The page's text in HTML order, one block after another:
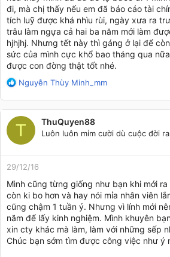
đi, mà chị thấy nếu em đã báo cáo tài
tích luỹ được khá nhìu rùi, ngày xưa ra
trâu làm ngựa cả hai ba năm mới làm
hjhjhj. Nhưng tết này thì gáng ở lại để
sức của mình cực khổ bao tháng qua
được con đờng thật tốt nhé.
R
a
c
t
o
n
s
Nguyễn Thùy Minh_mm
T ThuQuyen88
Luôn luôn mỉm cười dù cuộc đời
29/12/16
Mình cũng từng giống như bạn khi mới
còn ki bo hơn và hay nói mỉa nhân viên
cũng chậm 1 tuần ý. Nhưng vì lính mới
năm để lấy kinh nghiệm. Mình khuyên
xin cty khác mà làm, làm với những sếp
Chúc bạn sớm tìm được công việc như ý